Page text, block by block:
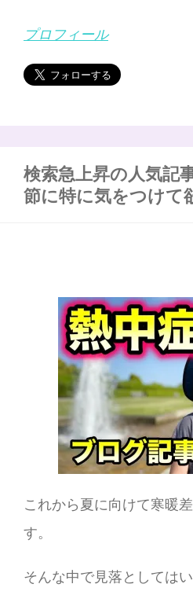
プロフィール
検索急上昇の人気記
節に特に気をつけて
これから夏に向けて寒暖
す。
そんな中で見落としては